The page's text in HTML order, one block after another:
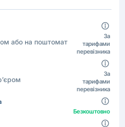
або на поштомат
За
тарифами
перевізника
За
тарифами
перевізника
Безкоштовно